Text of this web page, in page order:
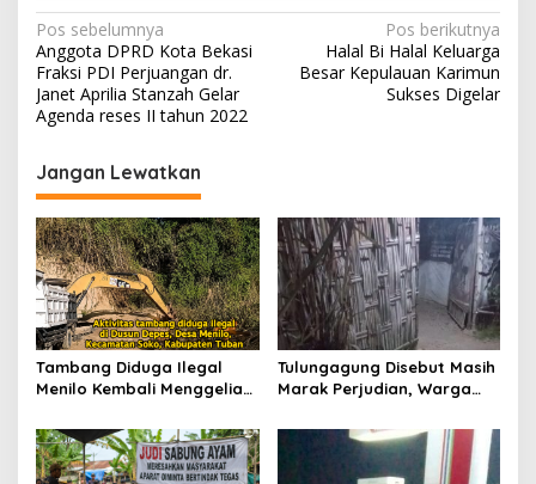
N
a
v
i
g
a
s
i
p
o
s
Pos sebelumnya
Anggota DPRD Kota Bekasi
Fraksi PDI Perjuangan dr.
Janet Aprilia Stanzah Gelar
Agenda reses II tahun 2022
Pos berikutnya
Halal Bi Halal Keluarga
Besar Kepulauan Karimun
Sukses Digelar
Jangan Lewatkan
Tambang Diduga Ilegal
Menilo Kembali Menggeliat,
Soroti Dugaan Pembiaran
Tulungagung Disebut Masih
Marak Perjudian, Warga
hingga Usut Dugaan Beking